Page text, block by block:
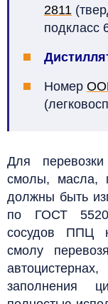
2811
подкласс
Номер
Для перевозки
смолы, масла,
должны быть
по ГОСТ
сосудов ППЦ
смолу
заполнения